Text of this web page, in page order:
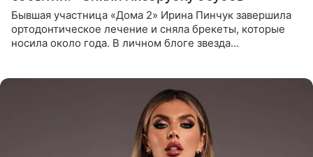
Бывшая участница «Дома 2» Ирина Пинчук завершила
ортодонтическое лечение и сняла брекеты, которые
носила около года. В личном блоге звезда